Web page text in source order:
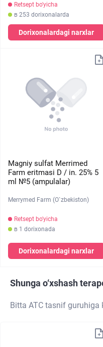
Retsept bo'yicha
в 253 dorixonalarda
Dorixonalardagi narxlar
Magniy sulfat Merrimed
Farm eritmasi D / in. 25% 5
ml №5 (ampulalar)
Merrymed Farm (O`zbekiston)
Retsept bo'yicha
в 1 dorixonada
Dorixonalardagi narxlar
Shunga o‘xshash
Bitta ATC tasnif guruhiga